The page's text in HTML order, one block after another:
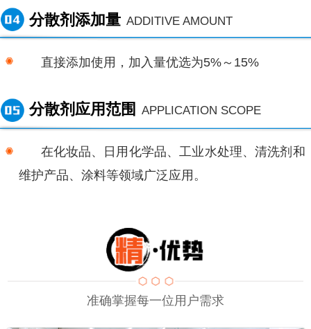
分散剂添加量 ADDITIVE AMOUNT
直接添加使用， 加入量优选为5%～15%
分散剂应用范围 APPLICATION SCOPE
在化妆品、日用化学品、工业水处理、清洗剂和
维护产品、 涂料等领域广泛应用。
准确掌握每一位用户需求